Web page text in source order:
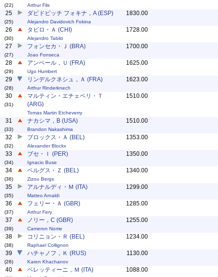
(22) Arthur Fils
25
(25)
ダビドビッチ フォキナ，A (ESP)
Alejandro Davidovich Fokina
1830.00
26
(30)
タビロ・Ａ (CHI)
Alejandro Tabilo
1728.00
27
(27)
フォンセカ・Ｊ (BRA)
Joao Fonseca
1700.00
28
(29)
アンベール，Ｕ (FRA)
Ugo Humbert
1625.00
29
(28)
リンデルクネシュ，Ａ (FRA)
Arthur Rinderknech
1623.00
30
(31)
マルティン・エチェベリ・Ｔ
(ARG)
Tomas Martin Etcheverry
1510.00
31
(33)
ナカシマ，B (USA)
Brandon Nakashima
1510.00
32
(32)
ブロックス・Ａ (BEL)
Alexander Blockx
1353.00
33
(34)
ブセ・Ｉ (PER)
Ignacio Buse
1350.00
34
(36)
ベルグス・Ｚ (BEL)
Zizou Bergs
1340.00
35
(35)
アルナルディ・Ｍ (ITA)
Matteo Arnaldi
1299.00
36
(37)
フェリー・Ａ (GBR)
Arthur Fery
1285.00
37
(39)
ノリー，C (GBR)
Cameron Norrie
1255.00
38
(38)
コリニョン・Ｒ (BEL)
Raphael Collignon
1234.00
39
(26)
ハチャノフ，Ｋ (RUS)
Karen Khachanov
1130.00
40 ベレッティーニ，Ｍ (ITA) 1088.00